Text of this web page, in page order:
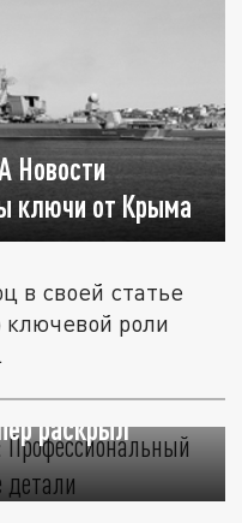
Новости
ключи от Крыма
в своей статье
ключевой роли
раскрыл